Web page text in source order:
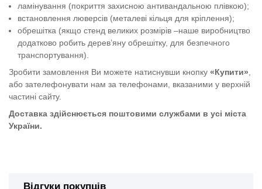
ламінування (покриття захисною антивандальною плівкою);
встановлення люверсів (металеві кільця для кріплення);
обрешітка (якщо стенд великих розмірів –наше виробництво
додатково робить дерев’яну обрешітку, для безпечного
транспортування).
Зробити замовлення Ви можете натиснувши кнопку «Купити»
або зателефонувати нам за телефонами, вказаними у верхній
частині сайту.
Доставка здійснюється поштовими службами в усі міста
України.
Відгуки покупців